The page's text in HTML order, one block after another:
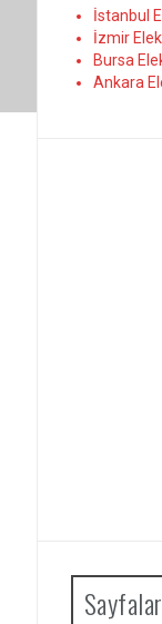
İstanbul
İzmir
Bursa
Ankara
Sayfalar